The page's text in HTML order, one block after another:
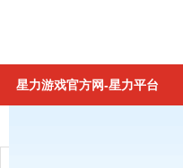
星力游戏官方网-星力平台